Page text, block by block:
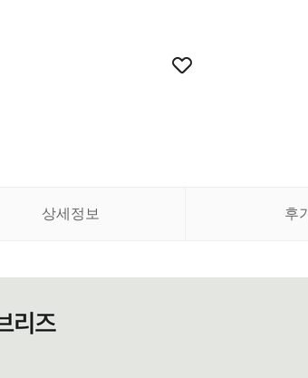
상세정보 후기